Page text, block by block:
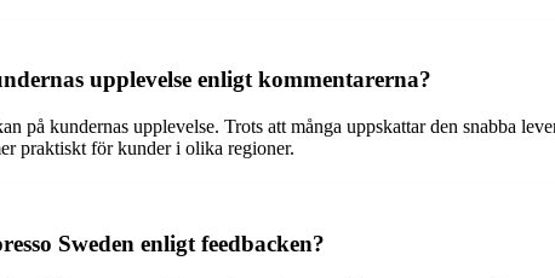
upplevelse enligt kommentarerna?
på kundernas upplevelse. Trots att många uppskattar den snabba
praktiskt för kunder i olika regioner.
Sweden enligt feedbacken?